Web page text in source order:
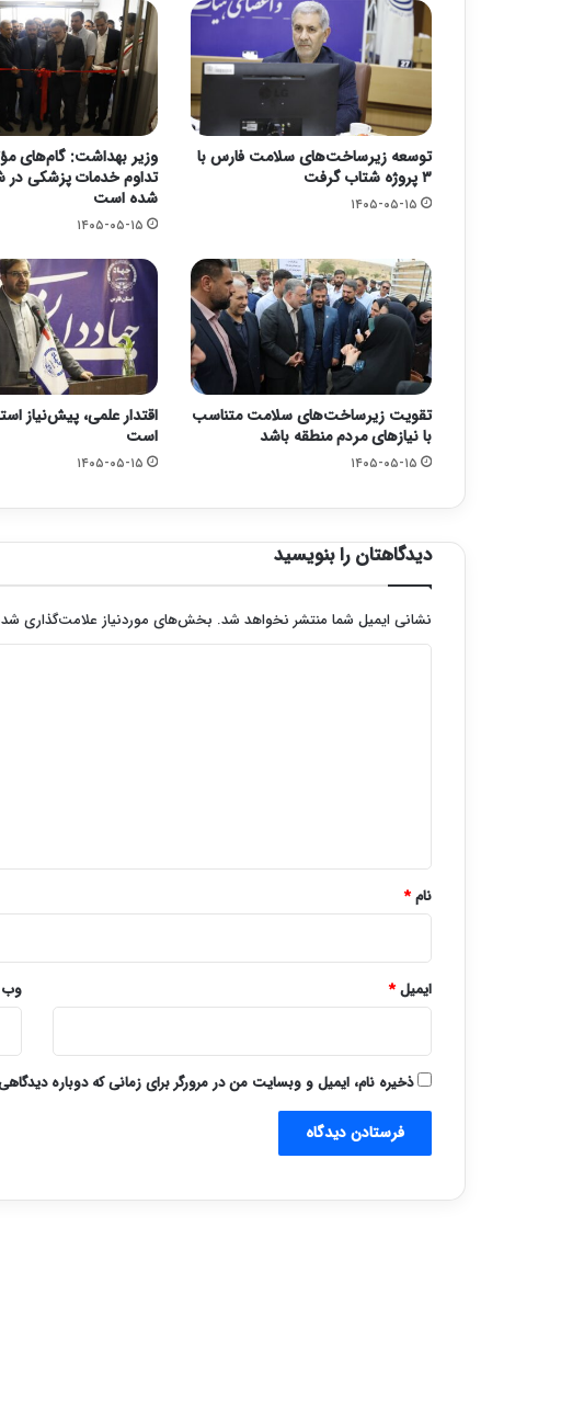
توسعه زیرساخت‌های سلامت فارس با
۳ پروژه شتاب گرفت
۱۴۰۵-۰۵-۱۵
وزیر بهداشت: گام‌های
تداوم خدمات پزشکی در
شده است
۱۴۰۵-۰۵-۱۵
تقویت زیرساخت‌های سلامت متناسب
با نیازهای مردم منطقه باشد
۱۴۰۵-۰۵-۱۵
اقتدار علمی، پیش‌نیاز
است
۱۴۰۵-۰۵-۱۵
دیدگاهتان را بنویسید
نشانی ایمیل شما منتشر نخواهد شد. بخش‌های موردنیاز علامت‌گذاری
نام*
ایمیل*
ذخیره نام، ایمیل و وبسایت من در مرورگر برای زمانی که دوباره